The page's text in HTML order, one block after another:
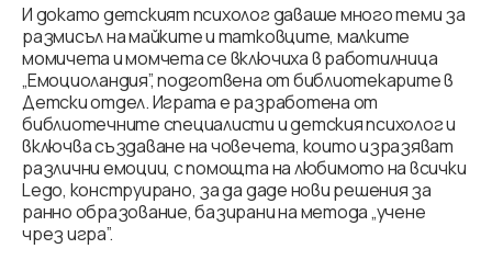
И докато детският психолог даваше много теми за
размисъл на майките и татковците, малките
момичета и момчета се включиха в работилница
„Емоциоландия”, подготвена от библиотекарите в
Детски отдел. Играта е разработена от
библиотечните специалисти и детския психолог и
включва създаване на човечета, които изразяват
различни емоции, с помощта на любимото на всички
Lego, конструирано, за да даде нови решения за
ранно образование, базирани на метода „учене
чрез игра”.